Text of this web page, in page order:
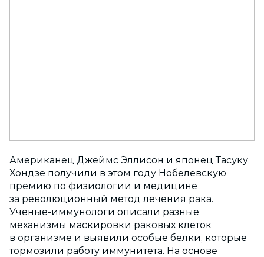
Американец Джеймс Эллисон и японец Тасуку
Хондзе получили в этом году Нобелевскую
премию по физиологии и медицине
за революционный метод лечения рака.
Ученые-иммунологи описали разные
механизмы маскировки раковых клеток
в организме и выявили особые белки, которые
тормозили работу иммунитета. На основе